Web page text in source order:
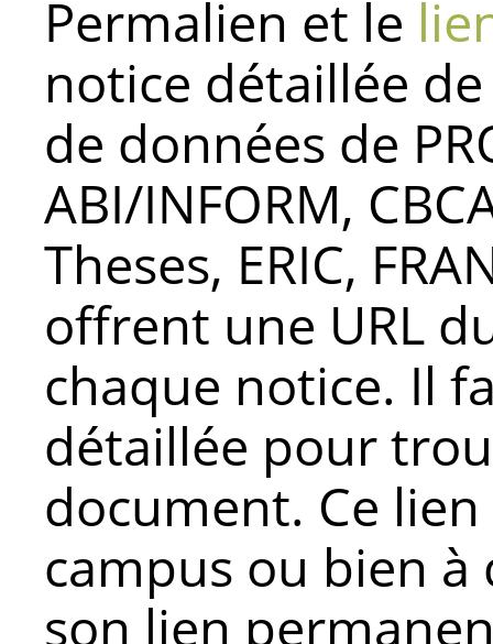
Permalien et le
notice détaillée
de données de
ABI/INFORM,
Theses, ERIC,
offrent une URL
chaque notice. Il
détaillée pour
document. Ce
campus ou bien
son lien